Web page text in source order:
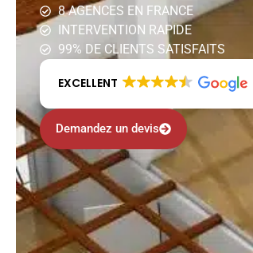
8 AGENCES EN FRANCE
INTERVENTION RAPIDE
99% DE CLIENTS SATISFAITS
EXCELLENT
Demandez un devis